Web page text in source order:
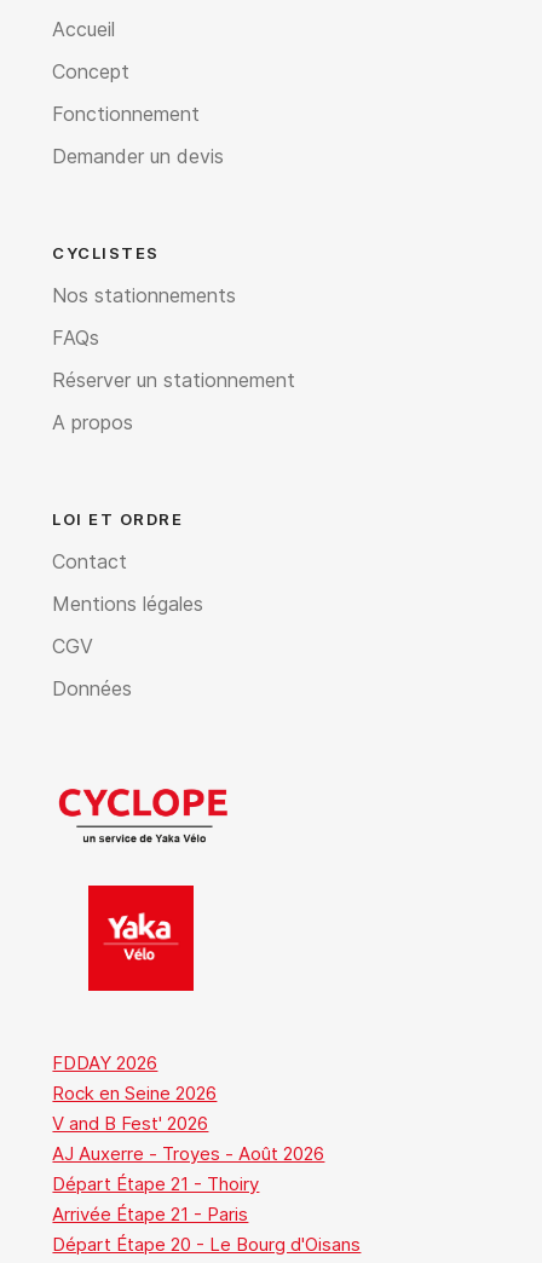
CYCLISTES
Nos stationnements
FAQs
Réserver un stationnement
A propos
LOI ET ORDRE
Contact
Mentions légales
CGV
Données
Accueil
Concept
Fonctionnement
Demander un devis
FDDAY 2026
Rock en Seine 2026
V and B Fest' 2026
AJ Auxerre - Troyes - Août 2026
Départ Étape 21 - Thoiry
Arrivée Étape 21 - Paris
Départ Étape 20 - Le Bourg d'Oisans